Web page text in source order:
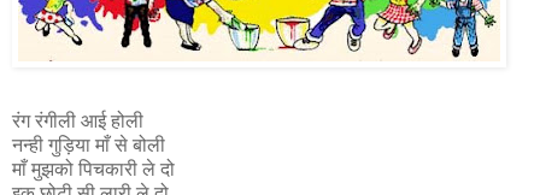
रंग रंगीली आई होली
नन्ही गुड़िया माँ से बोली
माँ मुझको पिचकारी ले दो